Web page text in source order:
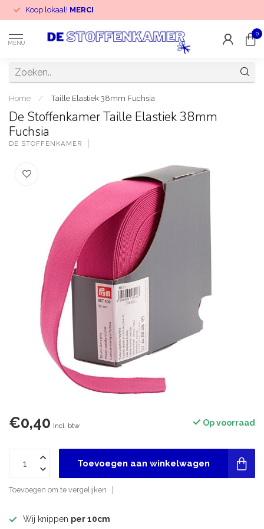
Koop lokaal! MERCI
MENU
0
Home / Taille Elastiek 38mm Fuchsia
De Stoffenkamer Taille Elastiek 38mm
Fuchsia
DE STOFFENKAMER
€0,40 Incl. btw Op voorraad
Toevoegen aan winkelwagen
Toevoegen om te vergelijken
Wij knippen per 10cm